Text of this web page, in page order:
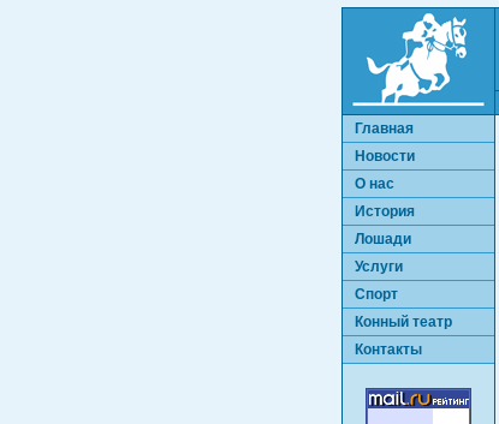
Главная
Новости
О нас
История
Лошади
Услуги
Спорт
Конный театр
Контакты